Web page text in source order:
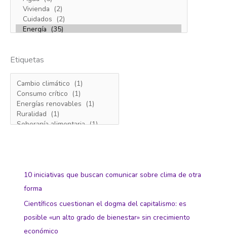
Etiquetas
10 iniciativas que buscan comunicar sobre clima de otra
forma
Científicos cuestionan el dogma del capitalismo: es
posible «un alto grado de bienestar» sin crecimiento
económico